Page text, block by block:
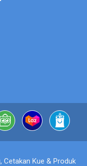
Cetakan Kue & Produk